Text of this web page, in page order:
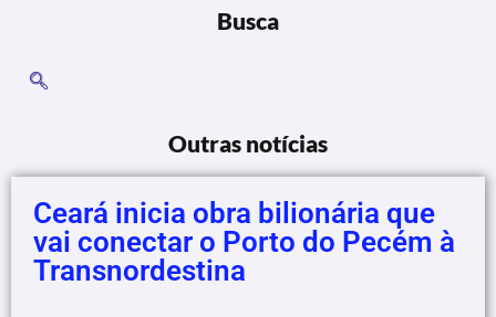
Busca
Outras notícias
Ceará inicia obra bilionária que
vai conectar o Porto do Pecém à
Transnordestina